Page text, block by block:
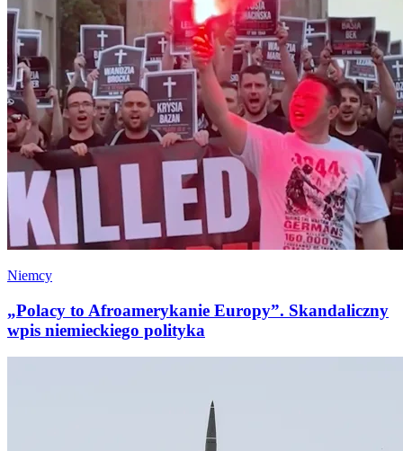
Niemcy
„Polacy to Afroamerykanie Europy”. Skandaliczny
wpis niemieckiego polityka